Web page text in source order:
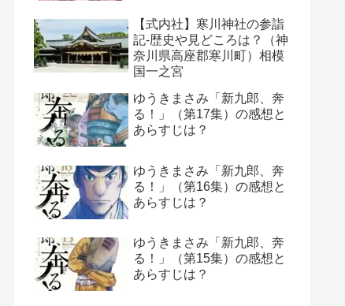
【式内社】寒川神社の参詣
記-歴史や見どころは？（神
奈川県高座郡寒川町）相模
国一之宮
ゆうきまさみ「新九郎、奔
る！」（第17集）の感想と
あらすじは？
ゆうきまさみ「新九郎、奔
る！」（第16集）の感想と
あらすじは？
ゆうきまさみ「新九郎、奔
る！」（第15集）の感想と
あらすじは？